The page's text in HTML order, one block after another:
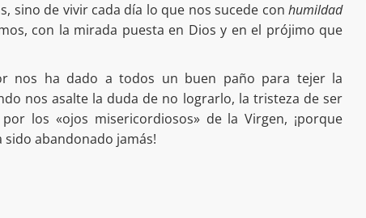
sino de vivir cada día lo que nos sucede con humildad
con la mirada puesta en Dios y en el prójimo que
nos ha dado a todos un buen paño para tejer la
nos asalte la duda de no lograrlo, la tristeza de ser
los «ojos misericordiosos» de la Virgen, ¡porque
sido abandonado jamás!